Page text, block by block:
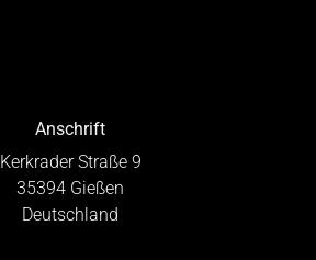
Anschrift
Kerkrader Straße 9
35394 Gießen
Deutschland